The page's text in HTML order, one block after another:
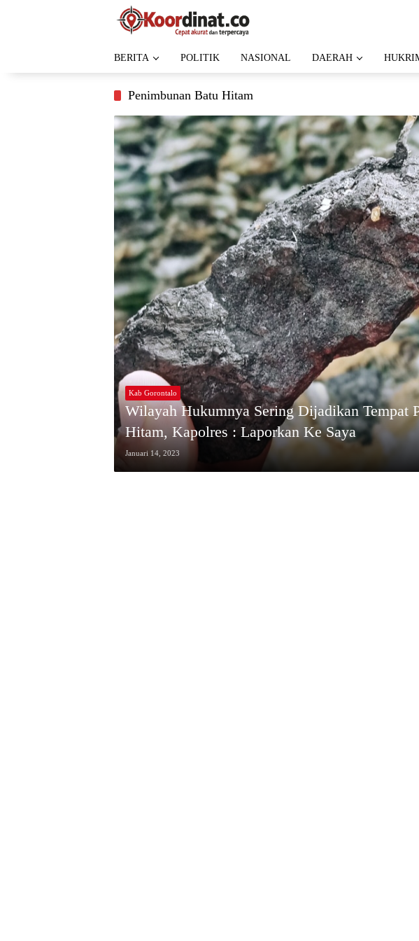
BERITA POLITIK NASIONAL DAERAH
Penimbunan Batu Hitam
Kab Gorontalo
Wilayah Hukumnya Sering Dijadikan Tempat
Hitam, Kapolres : Laporkan Ke Saya
Januari 14, 2023